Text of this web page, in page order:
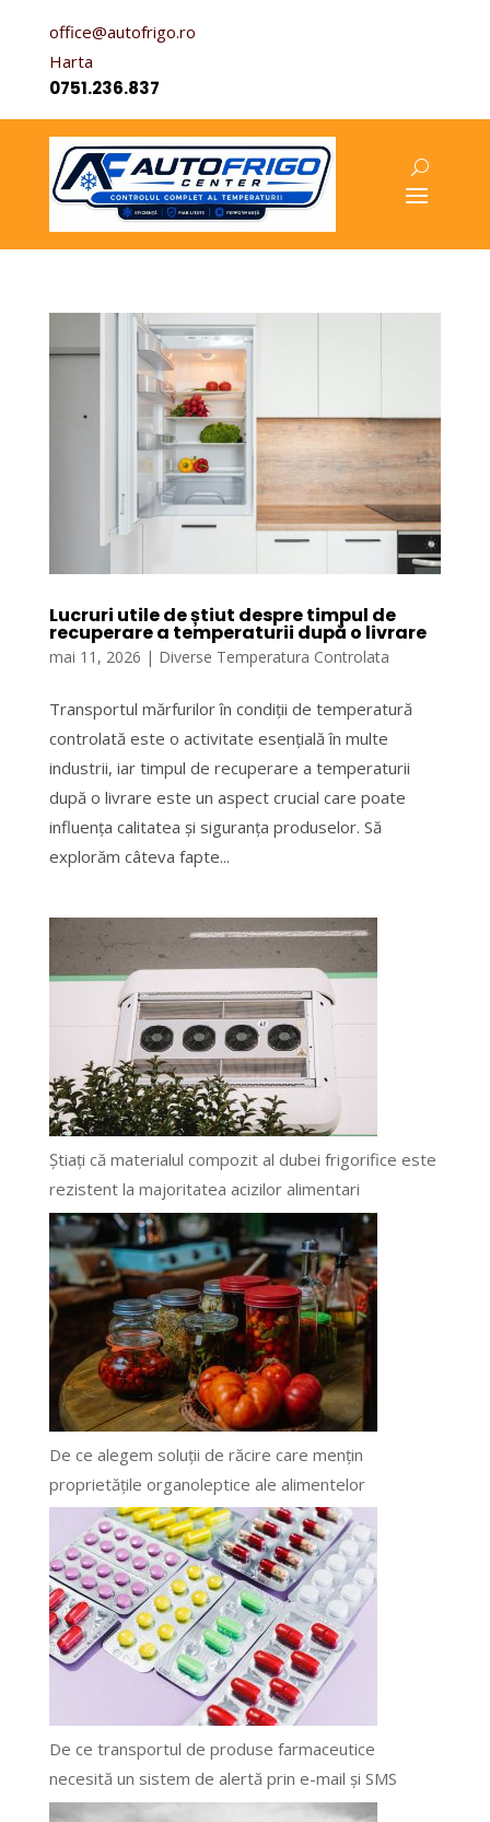
office@autofrigo.ro
Harta
0751.236.837
Lucruri utile de știut despre timpul de
recuperare a temperaturii după o livrare
mai 11, 2026 | Diverse Temperatura Controlata
Transportul mărfurilor în condiții de temperatură
controlată este o activitate esențială în multe
industrii, iar timpul de recuperare a temperaturii
după o livrare este un aspect crucial care poate
influența calitatea și siguranța produselor. Să
explorăm câteva fapte...
Știați că materialul compozit al dubei frigorifice este
rezistent la majoritatea acizilor alimentari
De ce alegem soluții de răcire care mențin
proprietățile organoleptice ale alimentelor
De ce transportul de produse farmaceutice
necesită un sistem de alertă prin e-mail și SMS